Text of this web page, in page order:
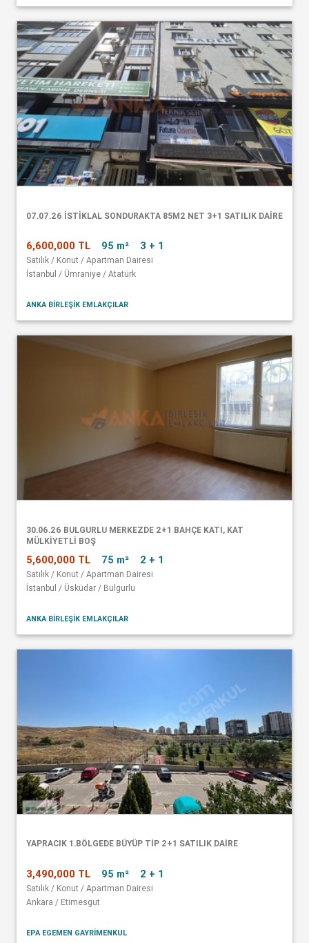
07.07.26 İSTİKLAL SONDURAKTA 85M2 NET 3+1 SATILIK DAİRE
6,600,000 TL 95 m² 3 + 1
Satılık / Konut / Apartman Dairesi
İstanbul / Ümraniye / Atatürk
ANKA BİRLEŞİK EMLAKÇILAR
30.06.26 BULGURLU MERKEZDE 2+1 BAHÇE KATI, KAT
MÜLKİYETLİ BOŞ
5,600,000 TL 75 m² 2 + 1
Satılık / Konut / Apartman Dairesi
İstanbul / Üsküdar / Bulgurlu
ANKA BİRLEŞİK EMLAKÇILAR
YAPRACIK 1.BÖLGEDE BÜYÜP TİP 2+1 SATILIK DAİRE
3,490,000 TL 95 m² 2 + 1
Satılık / Konut / Apartman Dairesi
Ankara / Etimesgut
EPA EGEMEN GAYRİMENKUL